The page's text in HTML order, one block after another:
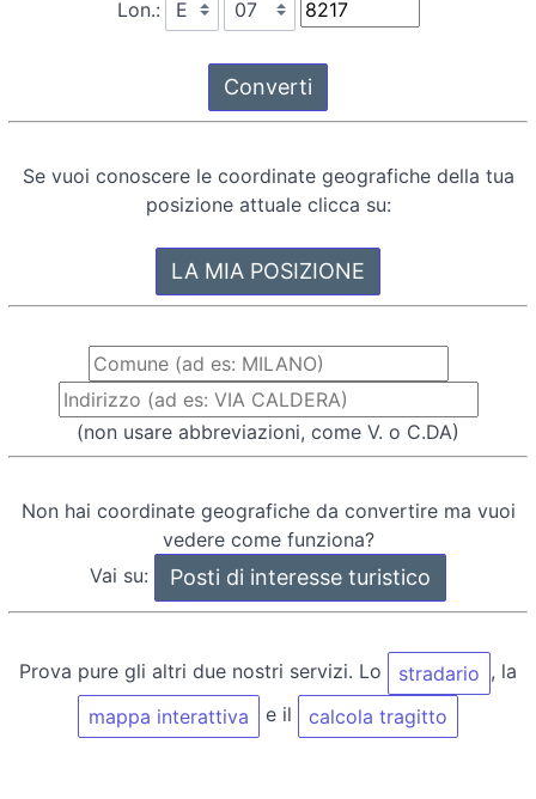
Lon.:
Se vuoi conoscere le coordinate geografiche della tua
posizione attuale clicca su:
(non usare abbreviazioni, come V. o C.DA)
Non hai coordinate geografiche da convertire ma vuoi
vedere come funziona?
Vai su:
Prova pure gli altri due nostri servizi. Lo stradario , la
mappa interattiva
e il calcola tragitto